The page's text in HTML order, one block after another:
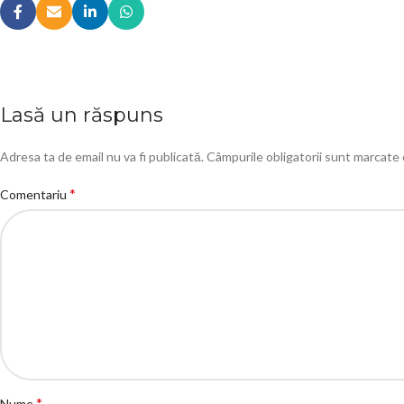
Lasă un răspuns
Adresa ta de email nu va fi publicată. Câmpurile obligatorii sunt marcate
Comentariu *